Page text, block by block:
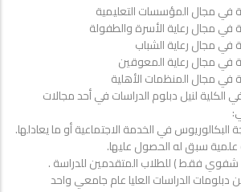
في مجال المؤسسات التعليمية
في مجال رعاية الأسرة والطفولة
في مجال رعاية الشباب
في مجال رعاية المعوقين
في مجال المنظمات الأهلية
لنيل دبلوم الدراسات في أحد مجالات
في الخدمة الاجتماعية أو ما يعادلها.
علمية سبق له الحصول عليها.
شفوي فقط ) للطلاب المتقدمين للدراسة .
الدراسات العليا عام جامعي واحد